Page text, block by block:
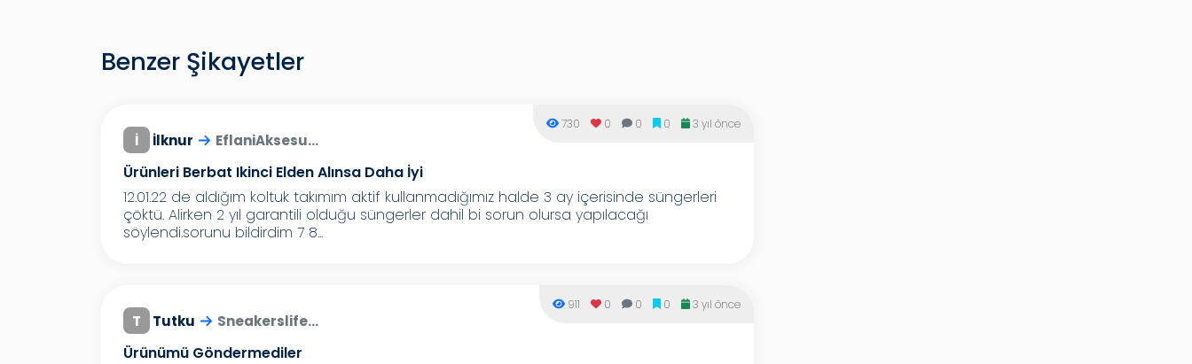
Benzer Şikayetler
İ İlknur EflaniAksesu...
Ürünleri Berbat Ikinci Elden Alınsa Daha İyi
730 0 0 0 3 yıl önce
12.01.22 de aldığım koltuk takımım aktif kullanmadığımız halde 3 ay içerisinde süngerleri
çöktü. Alirken 2 yıl garantili olduğu süngerler dahil bi sorun olursa yapılacağı
söylendi.sorunu bildirdim 7 8...
T Tutku Sneakerslife...
Ürünümü Göndermediler
911 0 0 0 3 yıl önce